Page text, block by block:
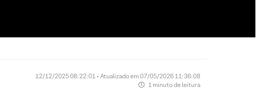
12/12/2025 08:22:01 • Atualizado em 07/05/2026 11:36:08
1 minuto de leitura